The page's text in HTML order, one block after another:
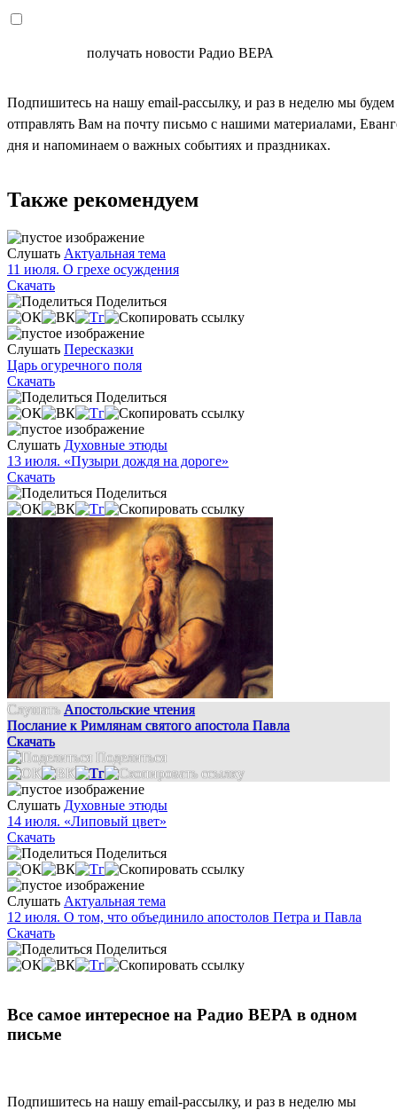
получать новости Радио ВЕРА
Подпишитесь на нашу email-рассылку, и раз в неделю мы будем
отправлять Вам на почту письмо с нашими материалами,
дня и напоминаем о важных событиях и праздниках.
Также рекомендуем
Слушать Актуальная тема
11 июля. О грехе осуждения
Скачать
Поделиться
Слушать Пересказки
Царь огуречного поля
Скачать
Поделиться
Слушать Духовные этюды
13 июля. «Пузыри дождя на дороге»
Скачать
Поделиться
Слушать Апостольские чтения
Послание к Римлянам святого апостола Павла
Скачать
Поделиться
Слушать Духовные этюды
14 июля. «Липовый цвет»
Скачать
Поделиться
Слушать Актуальная тема
12 июля. О том, что объединило апостолов Петра и Павла
Скачать
Поделиться
Все самое интересное на Радио ВЕРА в одном
письме
Подпишитесь на нашу email-рассылку, и раз в неделю мы